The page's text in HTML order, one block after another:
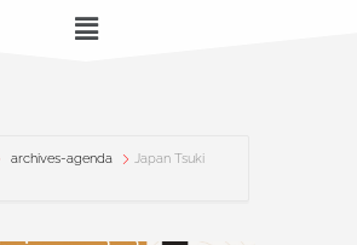
archives-agenda
Japan Tsuki